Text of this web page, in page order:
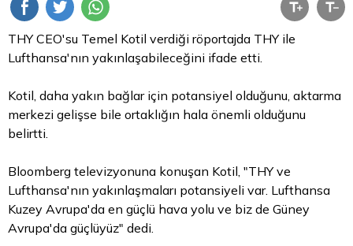
THY CEO'su Temel Kotil verdiği röportajda THY ile
Lufthansa'nın yakınlaşabileceğini ifade etti.
Kotil, daha yakın bağlar için potansiyel olduğunu, aktarma
merkezi gelişse bile ortaklığın hala önemli olduğunu
belirtti.
Bloomberg televizyonuna konuşan Kotil, "THY ve
Lufthansa'nın yakınlaşmaları potansiyeli var. Lufthansa
Kuzey Avrupa'da en güçlü hava yolu ve biz de Güney
Avrupa'da güçlüyüz" dedi.